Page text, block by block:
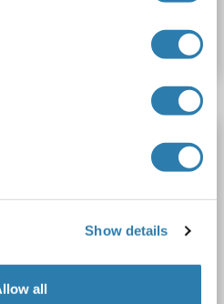
Show details
all